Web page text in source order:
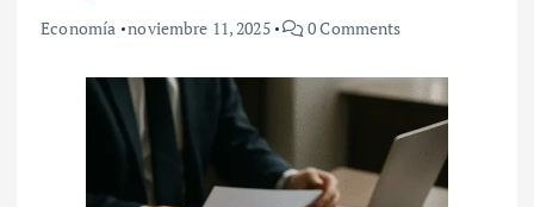
Economía noviembre 11, 2025 0 Comments